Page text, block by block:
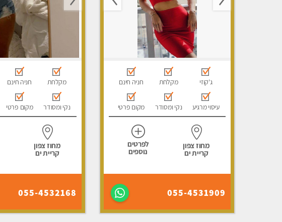
ג'קוזי מקלחת חניה חינם
עיסוי מרגיע נקי ומסודר מקום פרטי
מחוז צפון
קריית ים
לפרטים
נוספים
055-4531909
מקלחת חניה חינם
נקי ומסודר מקום פרטי
מחוז צפון
קריית ים
055-4532168